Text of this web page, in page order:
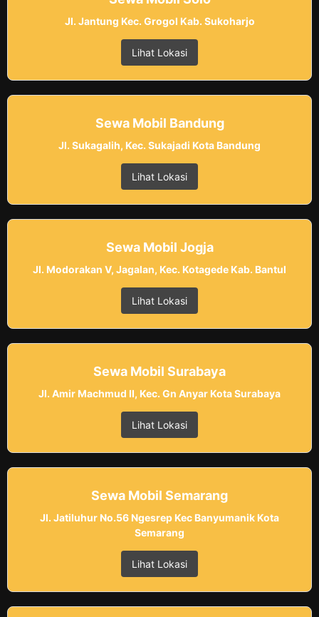
Jl. Jantung Kec. Grogol Kab. Sukoharjo
Lihat Lokasi
Sewa Mobil Bandung
Jl. Sukagalih, Kec. Sukajadi Kota Bandung
Lihat Lokasi
Sewa Mobil Jogja
Jl. Modorakan V, Jagalan, Kec. Kotagede Kab. Bantul
Lihat Lokasi
Sewa Mobil Surabaya
Jl. Amir Machmud II, Kec. Gn Anyar Kota Surabaya
Lihat Lokasi
Sewa Mobil Semarang
Jl. Jatiluhur No.56 Ngesrep Kec Banyumanik Kota
Semarang
Lihat Lokasi